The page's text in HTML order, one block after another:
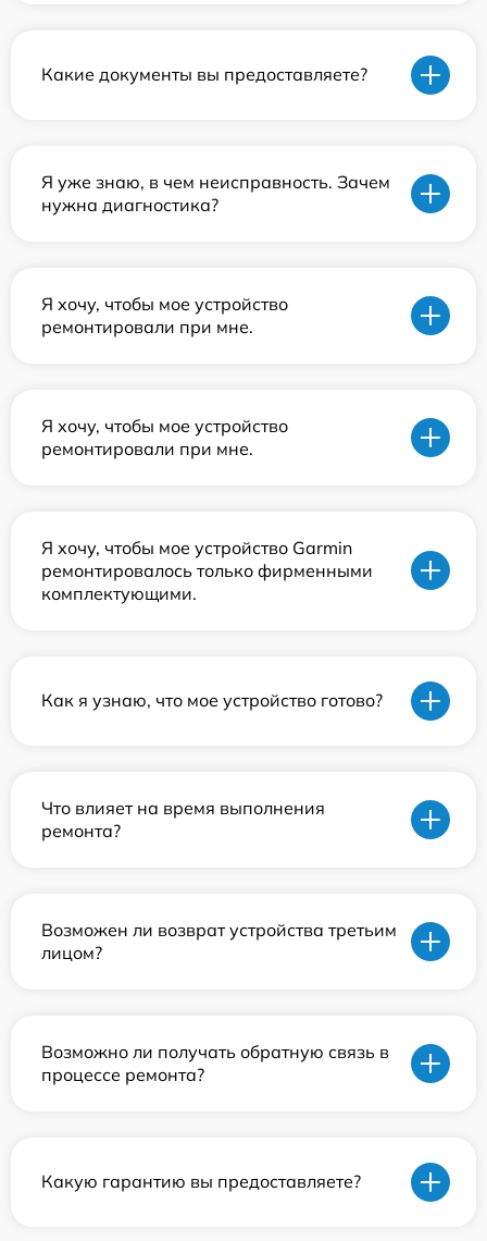
Какие документы вы предоставляете?
Я уже знаю, в чем неисправность. Зачем
нужна диагностика?
Я хочу, чтобы мое устройство
ремонтировали при мне.
Я хочу, чтобы мое устройство
ремонтировали при мне.
Я хочу, чтобы мое устройство Garmin
ремонтировалось только фирменными
комплектующими.
Как я узнаю, что мое устройство готово?
Что влияет на время выполнения
ремонта?
Возможен ли возврат устройства третьим
лицом?
Возможно ли получать обратную связь в
процессе ремонта?
Какую гарантию вы предоставляете?